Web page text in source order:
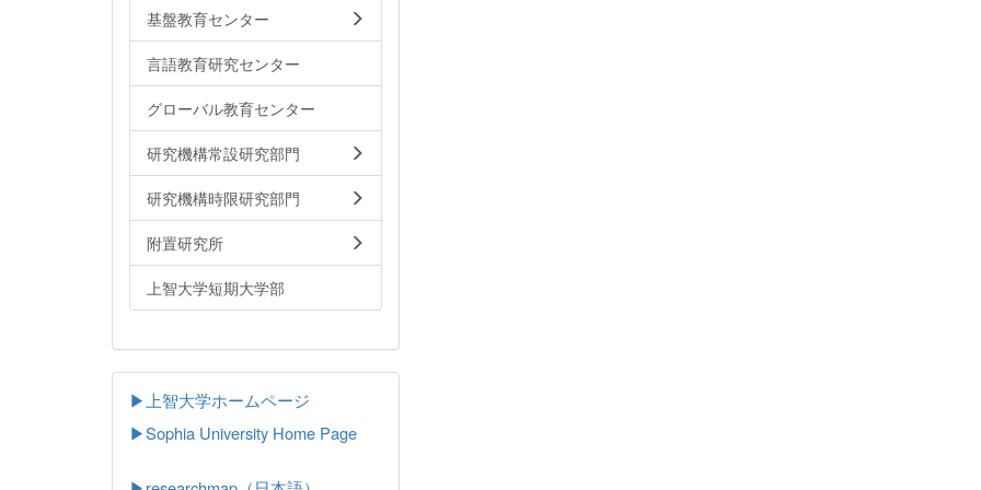
基盤教育センター
言語教育研究センター
グローバル教育センター
研究機構常設研究部門
研究機構時限研究部門
附置研究所
上智大学短期大学部
▶上智大学ホームページ
▶Sophia University Home Page